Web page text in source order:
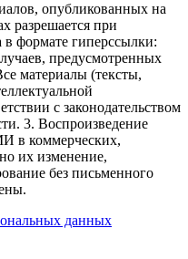
опубликованных на
разрешается при
в формате гиперссылки:
предусмотренных
материалы (тексты,
с законодательством
3. Воспроизведение
в коммерческих,
их изменение,
без письменного
данных